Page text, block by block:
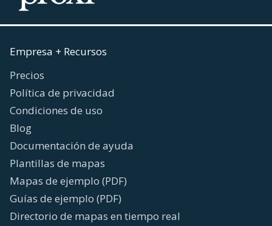
Empresa + Recursos
Precios
Política de privacidad
Condiciones de uso
Blog
Documentación de ayuda
Plantillas de mapas
Mapas de ejemplo (PDF)
Guías de ejemplo (PDF)
Directorio de mapas en tiempo real